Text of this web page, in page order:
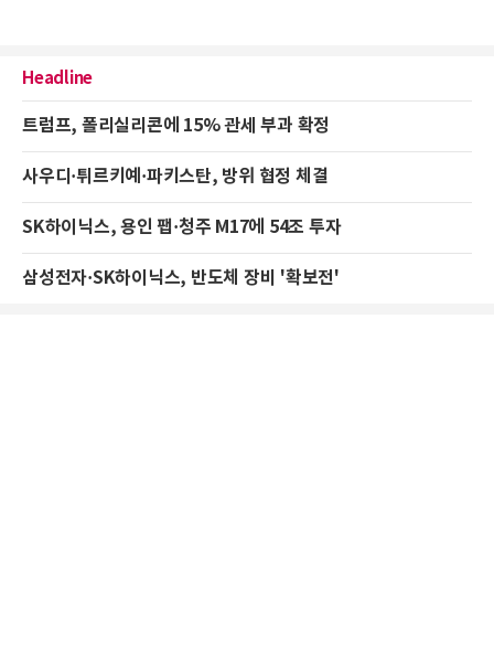
Headline
트럼프, 폴리실리콘에 15% 관세 부과 확정
사우디·튀르키예·파키스탄, 방위 협정 체결
SK하이닉스, 용인 팹·청주 M17에 54조 투자
삼성전자·SK하이닉스, 반도체 장비 '확보전'